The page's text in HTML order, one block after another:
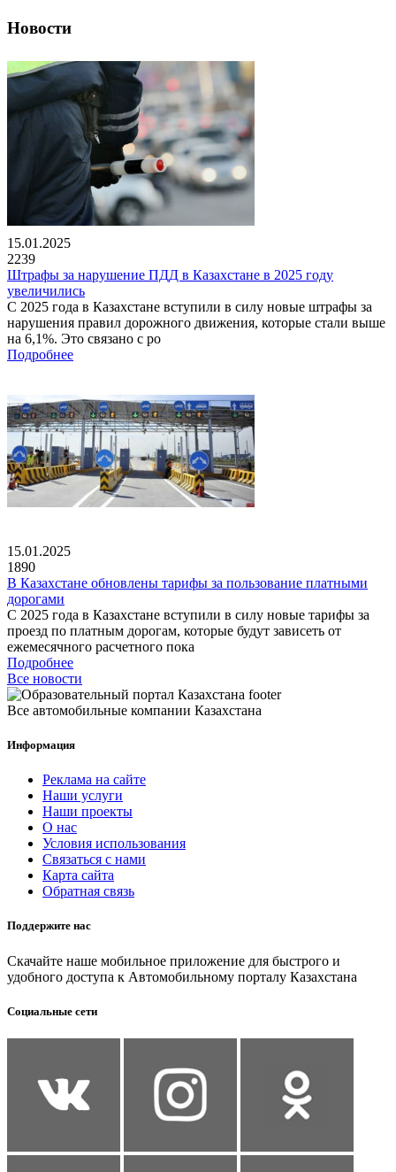
Новости
15.01.2025
2239
Штрафы за нарушение ПДД в Казахстане в 2025 году
увеличились
С 2025 года в Казахстане вступили в силу новые штрафы за
нарушения правил дорожного движения, которые стали выше
на 6,1%. Это связано с ро
Подробнее
15.01.2025
1890
В Казахстане обновлены тарифы за пользование платными
дорогами
С 2025 года в Казахстане вступили в силу новые тарифы за
проезд по платным дорогам, которые будут зависеть от
ежемесячного расчетного пока
Подробнее
Все новости
Все автомобильные компании Казахстана
Информация
Реклама на сайте
Наши услуги
Наши проекты
О нас
Условия использования
Связаться с нами
Карта сайта
Обратная связь
Поддержите нас
Скачайте наше мобильное приложение для быстрого и
удобного доступа к Автомобильному порталу Казахстана
Социальные сети